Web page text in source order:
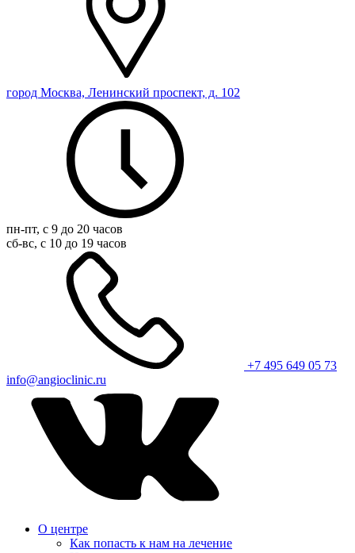
город Москва, Ленинский проспект, д. 102
пн-пт, с 9 до 20 часов
сб-вс, с 10 до 19 часов
+7 495 649 05 73
info@angioclinic.ru
О центре
Как попасть к нам на лечение